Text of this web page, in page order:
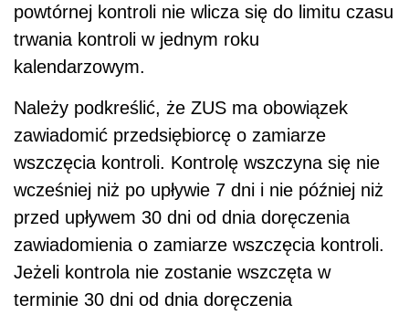
powtórnej kontroli nie wlicza się do limitu czasu
trwania kontroli w jednym roku
kalendarzowym.
Należy podkreślić, że ZUS ma obowiązek
zawiadomić przedsiębiorcę o zamiarze
wszczęcia kontroli. Kontrolę wszczyna się nie
wcześniej niż po upływie 7 dni i nie później niż
przed upływem 30 dni od dnia doręczenia
zawiadomienia o zamiarze wszczęcia kontroli.
Jeżeli kontrola nie zostanie wszczęta w
terminie 30 dni od dnia doręczenia